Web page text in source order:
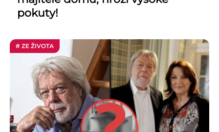
pokuty!
# ZE ŽIVOTA